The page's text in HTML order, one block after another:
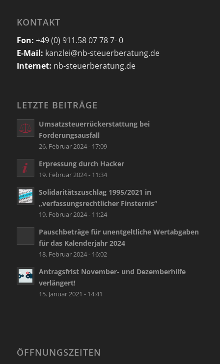
KONTAKT
Fon: +49 (0) 911.58 07 78 7- 0
E-Mail: kanzlei@nb-steuerberatung.de
Internet: nb-steuerberatung.de
LETZTE BEITRÄGE
Umsatzsteuerrückerstattung bei
Forderungsausfall
26. Februar 2024 - 17:09
Erpressung durch Hacker
19. Februar 2024 - 11:34
Solidaritätszuschlag 1995/2021 in
„verfassungsrechtlicher Finsternis“
19. Februar 2024 - 11:24
Pauschbeträge für unentgeltliche Wertabgaben
für das Kalenderjahr 2024
18. Februar 2024 - 16:02
Antragsfrist November- und Dezemberhilfe
verlängert!
15. Januar 2021 - 14:41
ÖFFNUNGSZEITEN